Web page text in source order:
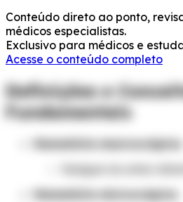
Conteúdo direto ao ponto,
médicos especialistas.
Exclusivo para médicos e
Acesse o conteúdo completo
Definições e
Fundamentais
Hematúria macroscópica
Sangue na urina
Hematúria microscópica